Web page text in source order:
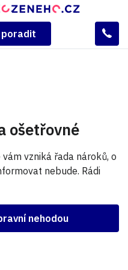
poradit
ošetřovné
vzniká řada nároků, o
nebude. Rádi
nehodou